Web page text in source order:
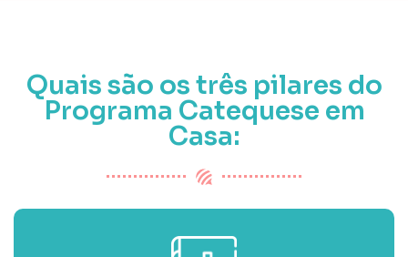
Quais são os três pilares do
Programa Catequese em
Casa: